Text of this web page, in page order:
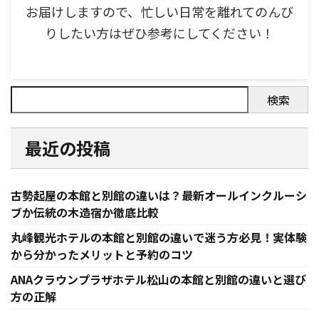
お届けしますので、忙しい日常を離れてのんび
りしたい方はぜひ参考にしてください！
検索
最近の投稿
古勢起屋の本館と別館の違いは？最新オールインクルーシ
ブか伝統の木造宿か徹底比較
丸峰観光ホテルの本館と別館の違いで迷う方必見！実体験
から分かったメリットと予約のコツ
ANAクラウンプラザホテル松山の本館と別館の違いと選び
方の正解